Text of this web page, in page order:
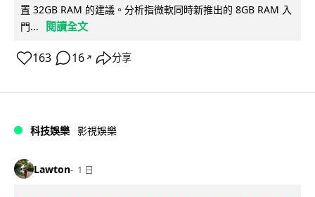
置 32GB RAM 的建議。分析指微軟同時新推出的 8GB RAM 入
門...
閱讀全文
163 16 ↗ 分享
科技娛樂 影視娛樂
Lawton 1 日